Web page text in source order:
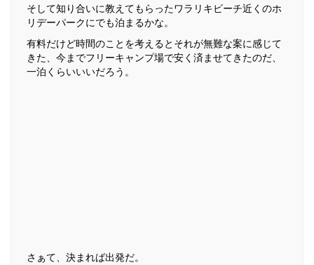
そして知り合いに教えてもらったワラリキビーチ近くのホ
リデーパークにでも泊まるかな。
有料だけど時間のことを考えるとそれが無難な案に感じて
きた、今までフリーキャンプ場で安く済ませてきたのだ、
一泊くらいいいだろう。
さぁて、決まれば出発だ。